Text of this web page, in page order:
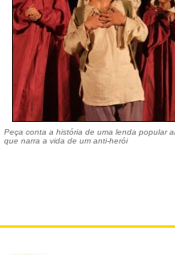
Peça conta a história de uma lenda popular
que narra a vida de um anti-herói